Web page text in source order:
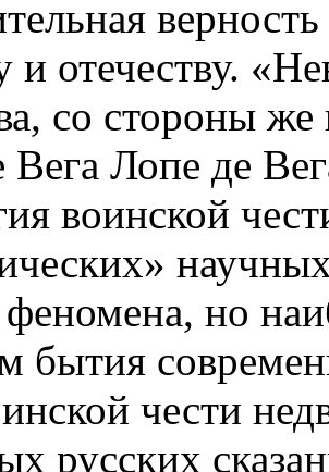
и отечеству.
со стороны же
Вега Лопе де
воинской
феномена, но
бытия
чести
русских